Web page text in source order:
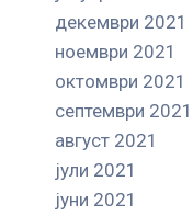
декември 2021
ноември 2021
октомври 2021
септември 2021
август 2021
јули 2021
јуни 2021